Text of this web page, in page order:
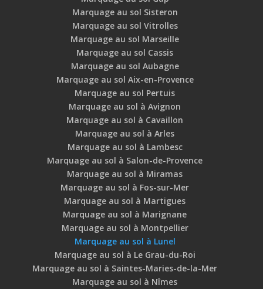
Marquage au sol Sisteron
Marquage au sol Vitrolles
Marquage au sol Marseille
Marquage au sol Cassis
Marquage au sol Aubagne
Marquage au sol Aix-en-Provence
Marquage au sol Pertuis
Marquage au sol à Avignon
Marquage au sol à Cavaillon
Marquage au sol à Arles
Marquage au sol à Lambesc
Marquage au sol à Salon-de-Provence
Marquage au sol à Miramas
Marquage au sol à Fos-sur-Mer
Marquage au sol à Martigues
Marquage au sol à Marignane
Marquage au sol à Montpellier
Marquage au sol à Lunel
Marquage au sol à Le Grau-du-Roi
Marquage au sol à Saintes-Maries-de-la-Mer
Marquage au sol à Nîmes